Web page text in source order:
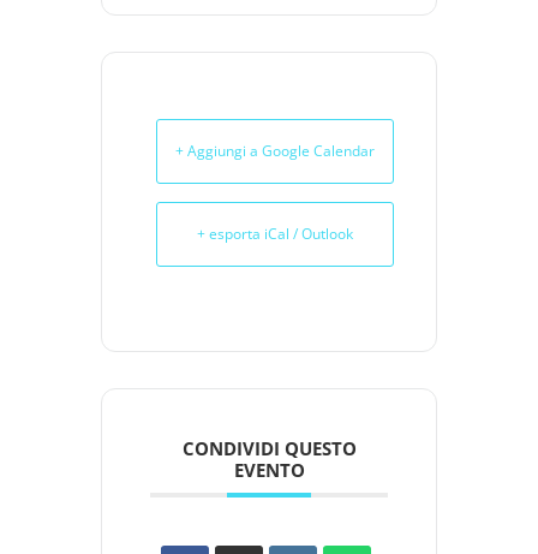
+ Aggiungi a Google Calendar
+ esporta iCal / Outlook
CONDIVIDI QUESTO
EVENTO